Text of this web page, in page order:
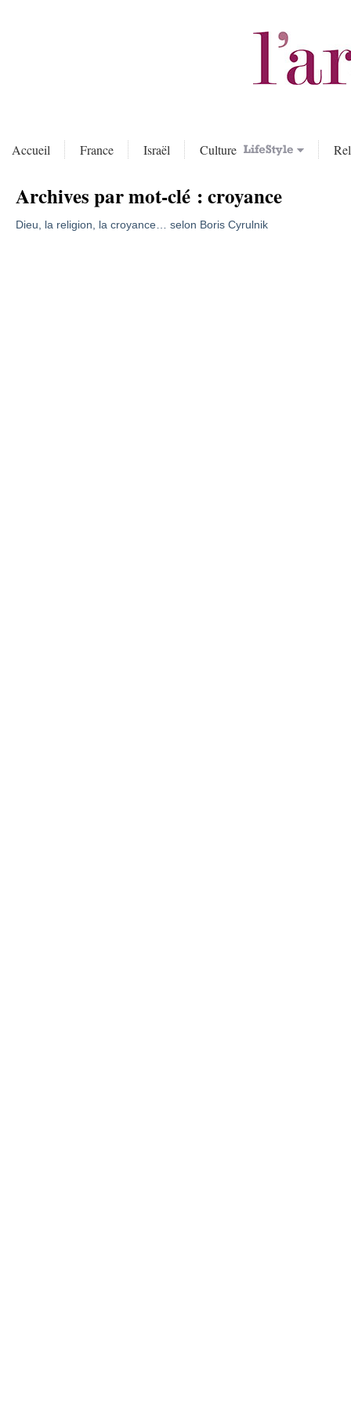
Accueil France Israël Culture
Archives par mot-clé :croyance
Dieu, la religion, la croyance… selon Boris Cyrulnik